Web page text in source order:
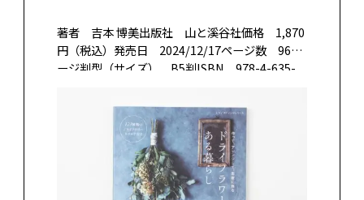
著者 吉本 博美出版社 山と溪谷社価格 1,870
円（税込）発売日 2024/12/17ページ数 96ペ
ージ判型（サイズ） B5判ISBN 978-4-635-
美しい色彩と自然な風合いが魅力のナチュラ…